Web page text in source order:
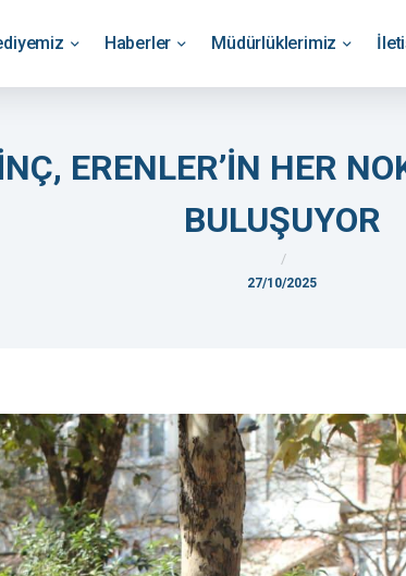
Haberler Müdürlüklerimiz
ERENLER’İN HER
BULUŞUYOR
27/10/2025